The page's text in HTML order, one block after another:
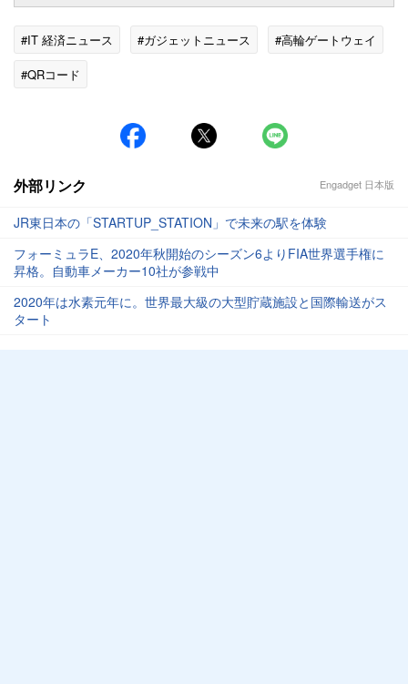
#IT 経済ニュース #ガジェットニュース
#高輪ゲートウェイ
#QRコード
外部リンク Engadget 日本版
JR東日本の「STARTUP_STATION」で未来の駅を体験
フォーミュラE、2020年秋開始のシーズン6よりFIA世界選手権に
昇格。自動車メーカー10社が参戦中
2020年は水素元年に。世界最大級の大型貯蔵施設と国際輸送がス
タート